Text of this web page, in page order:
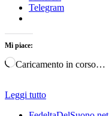
Telegram
Mi piace:
Caricamento in corso…
Leggi tutto